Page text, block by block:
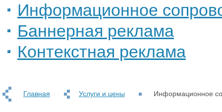
Информационное
Баннерная реклама
Контекстная реклама
Главная Услуги и цены Информационное